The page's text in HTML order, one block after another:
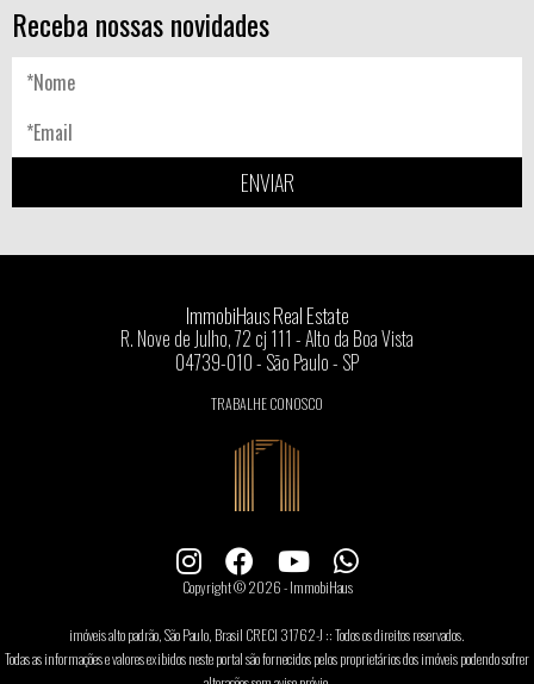
Receba nossas novidades
ENVIAR
ImmobiHaus Real Estate
R. Nove de Julho, 72 cj 111 - Alto da Boa Vista
04739-010 - São Paulo - SP
TRABALHE CONOSCO
Copyright © 2026 - ImmobiHaus
imóveis alto padrão, São Paulo, Brasil CRECI 31762-J :: Todos os direitos reservados.
Todas as informações e valores exibidos neste portal são fornecidos pelos proprietários dos imóveis podendo sofrer